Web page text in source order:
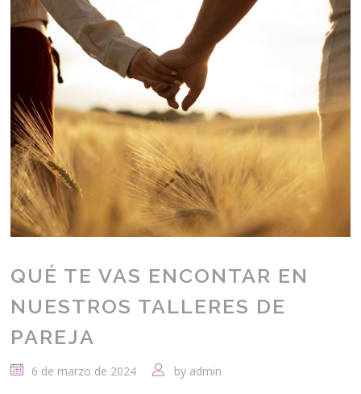
QUÉ TE VAS ENCONTAR EN
NUESTROS TALLERES DE
PAREJA
6 de marzo de 2024 by admin